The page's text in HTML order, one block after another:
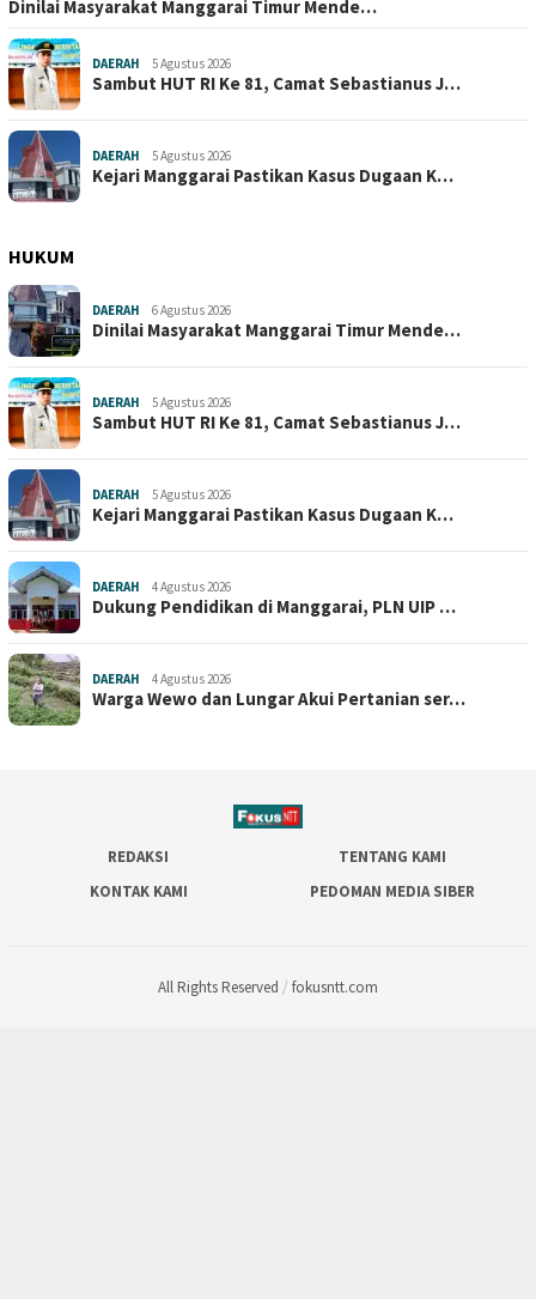
Dinilai Masyarakat Manggarai Timur Mende…
DAERAH 5 Agustus 2026
Sambut HUT RI Ke 81, Camat Sebastianus J…
DAERAH 5 Agustus 2026
Kejari Manggarai Pastikan Kasus Dugaan K…
HUKUM
DAERAH 6 Agustus 2026
Dinilai Masyarakat Manggarai Timur Mende…
DAERAH 5 Agustus 2026
Sambut HUT RI Ke 81, Camat Sebastianus J…
DAERAH 5 Agustus 2026
Kejari Manggarai Pastikan Kasus Dugaan K…
DAERAH 4 Agustus 2026
Dukung Pendidikan di Manggarai, PLN UIP …
DAERAH 4 Agustus 2026
Warga Wewo dan Lungar Akui Pertanian ser…
REDAKSI
TENTANG KAMI
KONTAK KAMI
PEDOMAN MEDIA SIBER
All Rights Reserved / fokusntt.com